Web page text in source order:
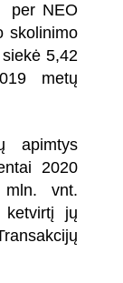
per NEO
skolinimo
5,42
metų
apimtys
2020
vnt.
jų